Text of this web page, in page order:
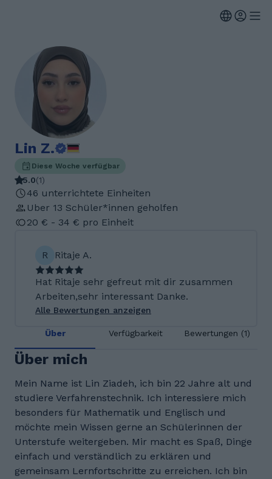
Lin Z.
Diese Woche verfügbar
5.0(1)
46 unterrichtete Einheiten
Uber 13 Schüler*innen geholfen
20 € - 34 € pro Einheit
R Ritaje A.
Hat Ritaje sehr gefreut mit dir zusammen
Arbeiten,sehr interessant Danke.
Alle Bewertungen anzeigen
Über Verfügbarkeit Bewertungen (1)
Über mich
Mein Name ist Lin Ziadeh, ich bin 22 Jahre alt und
studiere Verfahrenstechnik. Ich interessiere mich
besonders für Mathematik und Englisch und
möchte mein Wissen gerne an Schülerinnen der
Unterstufe weitergeben. Mir macht es Spaß, Dinge
einfach und verständlich zu erklären und
gemeinsam Lernfortschritte zu erreichen. Ich bin